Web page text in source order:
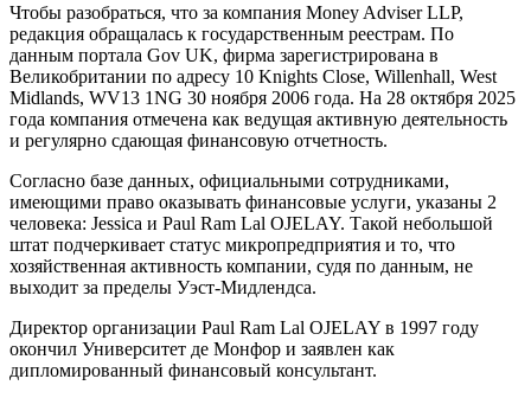
Чтобы разобраться, что за компания Money Adviser LLP,
редакция обращалась к государственным реестрам. По
данным портала Gov UK, фирма зарегистрирована в
Великобритании по адресу 10 Knights Close, Willenhall, West
Midlands, WV13 1NG 30 ноября 2006 года. На 28 октября 2025
года компания отмечена как ведущая активную деятельность
и регулярно сдающая финансовую отчетность.
Согласно базе данных, официальными сотрудниками,
имеющими право оказывать финансовые услуги, указаны 2
человека: Jessica и Paul Ram Lal OJELAY. Такой небольшой
штат подчеркивает статус микропредприятия и то, что
хозяйственная активность компании, судя по данным, не
выходит за пределы Уэст-Мидлендса.
Директор организации Paul Ram Lal OJELAY в 1997 году
окончил Университет де Монфор и заявлен как
дипломированный финансовый консультант.